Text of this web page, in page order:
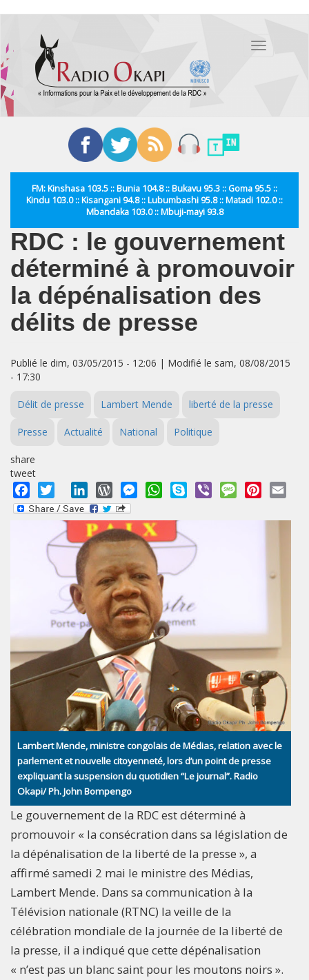
contenu
principal
Toggle
FM: Kinshasa 103.5 :: Bunia 104.8 :: Bukavu 95.3 :: Goma 95.5 ::
Kindu 103.0 :: Kisangani 94.8 :: Lubumbashi 95.8 :: Matadi 102.0 ::
Mbandaka 103.0 :: Mbuji-mayi 93.8
RDC : le gouvernement
déterminé à promouvoir
la dépénalisation des
délits de presse
Publié le dim, 03/05/2015 - 12:06 | Modifié le sam, 08/08/2015
- 17:30
Délit de presse Lambert Mende liberté de la presse
Presse Actualité National Politique
share
tweet
Facebook
Twitter LinkedInWordPressMessengerWhatsApp
Skype Viber MessagePinterest
Lambert Mende, ministre congolais de Médias, relation avec le
parlement et nouvelle citoyenneté, lors d’un point de presse
expliquant la suspension du quotidien “Le journal”. Radio
Okapi/ Ph. John Bompengo
Le gouvernement de la RDC est déterminé à
promouvoir « la consécration dans sa législation de
la dépénalisation de la liberté de la presse », a
affirmé samedi 2 mai le ministre des Médias,
Lambert Mende. Dans sa communication à la
Télévision nationale (RTNC) la veille de la
célébration mondiale de la journée de la liberté de
la presse, il a indiqué que cette dépénalisation
« n’est pas un blanc saint pour les moutons noirs ».